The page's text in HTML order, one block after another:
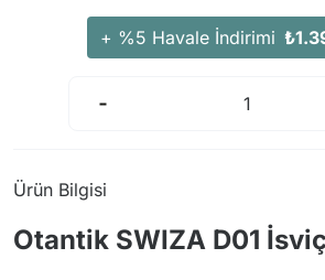
+ %5 Havale İndirimi
Ürün Bilgisi
Otantik SWIZA D01